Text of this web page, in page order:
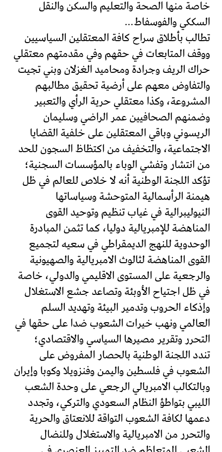
خاصة منها الصحة والتعليم والسكن والنقل
السككي والفوسفاط…
تطالب بأطلاق سراح كافة المعتقلين السياسيين
ووقف المتابعات في حقهم وفي مقدمتهم معتقلي
حراك الريف وجرادة ومحاميد الغزلان وبني تجيت
والتفاوض معهم على أرضية تحقيق مطالبهم
المشروعة، وكذا معتقلي حرية الرأي والتعبير
وضمنهم الصحافيين عمر الراضي وسليمان
الريسوني وباقي المعتقلين على خلفية القضايا
الاجتماعية، والتخفيف من اكتظاظ السجون للحد
من انتشار وتفشي الوباء بالمؤسسات السجنية؛
تؤكد اللجنة الوطنية أنه لا خلاص للعالم في ظل
هيمنة الرأسمالية المتوحشة وسياساتها
النيوليبرالية في غياب تنظيم وتوحيد القوى
المناهضة للإمبريالية دوليا، كما تثمن المبادرة
الوحدوية للنهج الديمقراطي في سعيه لتجميع
القوى المناهضة لثالوث الامبريالية والصهيونية
والرجعية على المستوى الاقليمي والدولي، خاصة
في ظل اجتياح الأوبئة وتصاعد جشع الاستغلال
وإذكاء الحروب وتدمير البيئة وتهديد السلم
العالمي ونهب خيرات الشعوب ضدا على حقها في
التحرر وتقرير مصيرها السياسي والاقتصادي؛
تندد اللجنة الوطنية بالحصار المفروض على
الشعوب في فلسطين واليمن وفنزويلا وكوبا وإيران
وبالتكالب الامبريالي الرجعي على وحدة الشعب
الليبي بتواطؤ النظام السعودي والتركي، وتجدد
دعمها لكافة الشعوب التواقة للانعتاق والحرية
والتحرر من الامبريالية والاستغلال وللنضال